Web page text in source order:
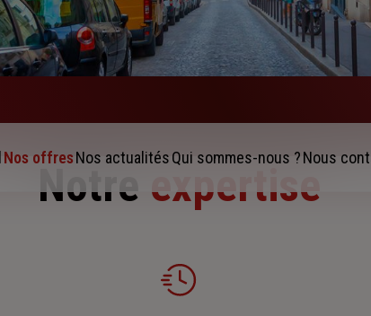
Nos offresNos actualitésQui sommes-nous ?Nous
Notre expertise